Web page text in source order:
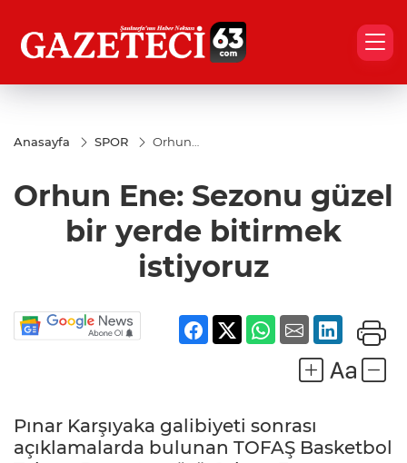
Anasayfa SPOR
Orhun
bir
bitirmek
istiyoruz
Orhun Ene: Sezonu güzel
bir yerde bitirmek
istiyoruz
Pınar Karşıyaka galibiyeti sonrası
açıklamalarda bulunan TOFAŞ Basketbol